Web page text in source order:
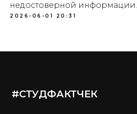
недостоверной информации.
2026-06-01 20:31
#СТУДФАКТЧЕК